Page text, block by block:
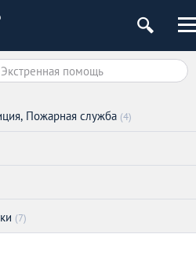
Пожарная служба (4)
(7)